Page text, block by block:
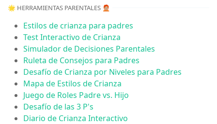
🌟 HERRAMIENTAS PARENTALES 🧑🏼‍🦰
Estilos de crianza para padres
Test Interactivo de Crianza
Simulador de Decisiones Parentales
Ruleta de Consejos para Padres
Desafío de Crianza por Niveles para Padres
Mapa de Estilos de Crianza
Juego de Roles Padre vs. Hijo
Desafío de las 3 P's
Diario de Crianza Interactivo